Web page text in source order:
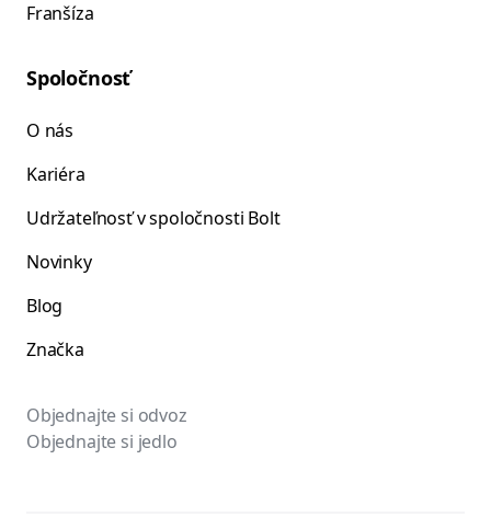
Franšíza
Spoločnosť
O nás
Kariéra
Udržateľnosť v spoločnosti Bolt
Novinky
Blog
Značka
Objednajte si odvoz
Objednajte si jedlo